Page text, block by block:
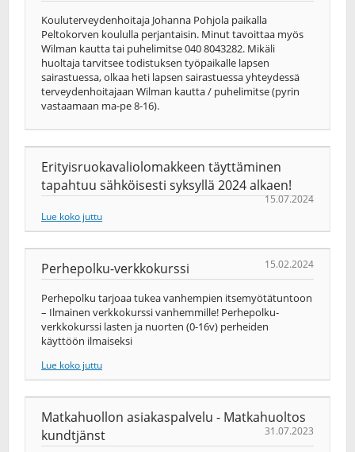
Kouluterveydenhoitaja Johanna Pohjola paikalla
Peltokorven koululla perjantaisin. Minut tavoittaa myös
Wilman kautta tai puhelimitse 040 8043282. Mikäli
huoltaja tarvitsee todistuksen työpaikalle lapsen
sairastuessa, olkaa heti lapsen sairastuessa yhteydessä
terveydenhoitajaan Wilman kautta / puhelimitse (pyrin
vastaamaan ma-pe 8-16).
Erityisruokavaliolomakkeen täyttäminen
tapahtuu sähköisesti syksyllä 2024 alkaen!
15.07.2024
Lue koko juttu
Perhepolku-verkkokurssi 15.02.2024
Perhepolku tarjoaa tukea vanhempien itsemyötätuntoon
– Ilmainen verkkokurssi vanhemmille! Perhepolku-
verkkokurssi lasten ja nuorten (0-16v) perheiden
käyttöön ilmaiseksi
Lue koko juttu
Matkahuollon asiakaspalvelu - Matkahuoltos
kundtjänst
31.07.2023